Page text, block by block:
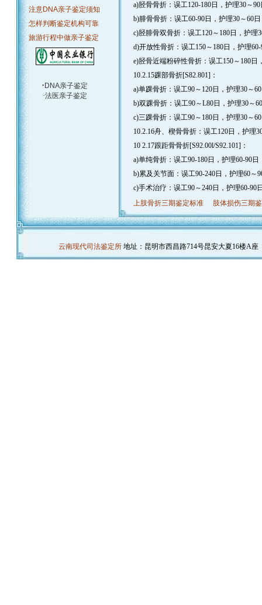
注意DNA亲子鉴定须知
怎样判断鉴定机构可靠
旅游行程中做亲子鉴定
· DNA亲子鉴定
·法医亲子鉴定
a)胫骨骨折：误工120-180日，护理30～
b)腓骨骨折：误工60-90日，护理30～60
c)胫腓骨双骨折：误工120～180日，护理
d)开放性骨折：误工150～180日，护理
e)胫骨近端粉碎性骨折：误工150～180日
10.2.15踝部骨折[S82.801]：
a)单踝骨折：误工90～120日，护理30～
b)双踝骨折：误工90～L80日，护理30～
c)三踝骨折：误工90～180日，护理30～
10.2.16舟、楔骨骨折：误工120日，护理
10 2.17跟距骨骨折[S92.00l/S92.101]：
a)单纯骨折：误工90-180日，护理60-90日
b)累及关节面：误工90-240日，护理60～
c)手术治疗：误工90～240日，护理60-90
上肢骨折三期鉴定标准
肢体损伤三期
云南现代司法鉴定所地址：昆明市西昌路714号昆安大夏16楼A座